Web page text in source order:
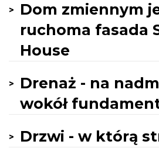
Dom zmiennym
ruchoma fasada
House
Drenaż - na
wokół
Drzwi - w którą